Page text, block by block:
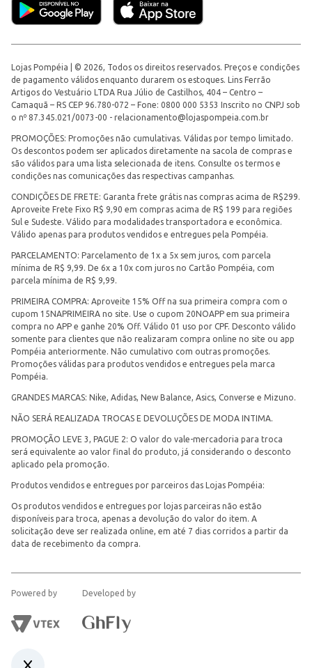
Lojas Pompéia | © 2026, Todos os direitos reservados. Preços e condições
de pagamento válidos enquanto durarem os estoques. Lins Ferrão
Artigos do Vestuário LTDA Rua Júlio de Castilhos, 404 – Centro –
Camaquã – RS CEP 96.780-072 – Fone: 0800 000 5353 Inscrito no CNPJ sob
o nº 87.345.021/0073-00 - relacionamento@lojaspompeia.com.br
PROMOÇÕES: Promoções não cumulativas. Válidas por tempo limitado.
Os descontos podem ser aplicados diretamente na sacola de compras e
são válidos para uma lista selecionada de itens. Consulte os termos e
condições nas comunicações das respectivas campanhas.
CONDIÇÕES DE FRETE: Garanta frete grátis nas compras acima de R$299.
Aproveite Frete Fixo R$ 9,90 em compras acima de R$ 199 para regiões
Sul e Sudeste. Válido para modalidades transportadora e econômica.
Válido apenas para produtos vendidos e entregues pela Pompéia.
PARCELAMENTO: Parcelamento de 1x a 5x sem juros, com parcela
mínima de R$ 9,99. De 6x a 10x com juros no Cartão Pompéia, com
parcela mínima de R$ 9,99.
PRIMEIRA COMPRA: Aproveite 15% Off na sua primeira compra com o
cupom 15NAPRIMEIRA no site. Use o cupom 20NOAPP em sua primeira
compra no APP e ganhe 20% Off. Válido 01 uso por CPF. Desconto válido
somente para clientes que não realizaram compra online no site ou app
Pompéia anteriormente. Não cumulativo com outras promoções.
Promoções válidas para produtos vendidos e entregues pela marca
Pompéia.
GRANDES MARCAS: Nike, Adidas, New Balance, Asics, Converse e Mizuno.
NÃO SERÁ REALIZADA TROCAS E DEVOLUÇÕES DE MODA INTIMA.
PROMOÇÃO LEVE 3, PAGUE 2: O valor do vale-mercadoria para troca
será equivalente ao valor final do produto, já considerando o desconto
aplicado pela promoção.
Produtos vendidos e entregues por parceiros das Lojas Pompéia:
Os produtos vendidos e entregues por lojas parceiras não estão
disponíveis para troca, apenas a devolução do valor do item. A
solicitação deve ser realizada online, em até 7 dias corridos a partir da
data de recebimento da compra.
Powered by Developed by